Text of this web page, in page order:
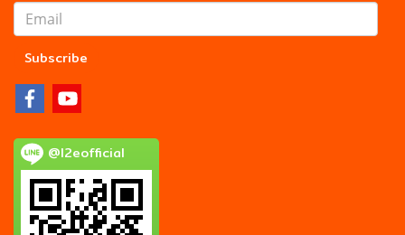
Subscribe
@l2eofficial